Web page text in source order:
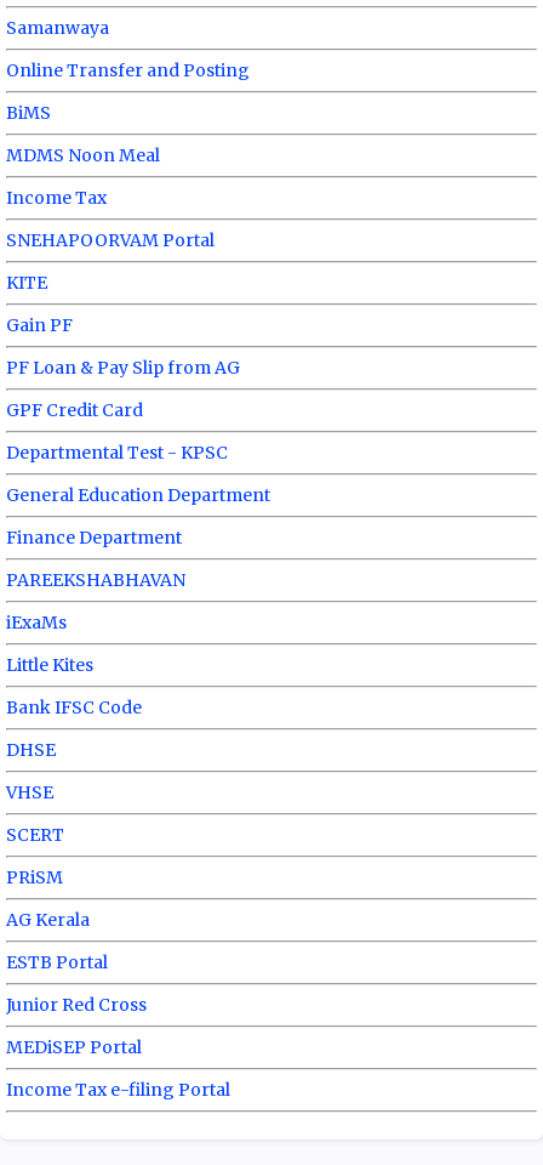
Samanwaya
Online Transfer and Posting
BiMS
MDMS Noon Meal
Income Tax
SNEHAPOORVAM Portal
KITE
Gain PF
PF Loan & Pay Slip from AG
GPF Credit Card
Departmental Test - KPSC
General Education Department
Finance Department
PAREEKSHABHAVAN
iExaMs
Little Kites
Bank IFSC Code
DHSE
VHSE
SCERT
PRiSM
AG Kerala
ESTB Portal
Junior Red Cross
MEDiSEP Portal
Income Tax e-filing Portal